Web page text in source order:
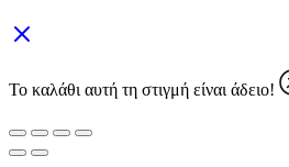
Το καλάθι αυτή τη στιγμή είναι άδειο!